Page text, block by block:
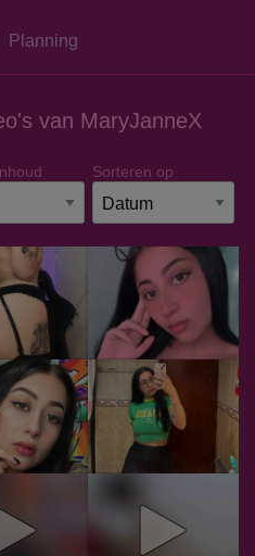
Planning
van MaryJanneX
Sorteren op